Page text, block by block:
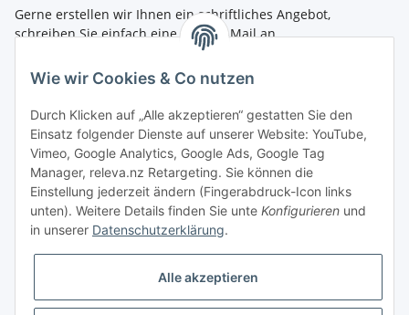
Gerne erstellen wir Ihnen ein schriftliches Angebot,
schreiben Sie einfach eine kurze E-Mail an
Bestellen per Fax oder Tel:
Tel.: 0261 / 50089561
Fax: 0261 / 50089555
So erreichen Sie uns
Shop.4teachers.de
Maximinstraße 1
56072 Koblenz
Tel.: 0261 / 50089561
Wie wir Cookies & Co nutzen
Durch Klicken auf „Alle akzeptieren“ gestatten Sie den
Einsatz folgender Dienste auf unserer Website: YouTube,
Vimeo, Google Analytics, Google Ads, Google Tag
Manager, releva.nz Retargeting. Sie können die
Einstellung jederzeit ändern (Fingerabdruck-Icon links
unten). Weitere Details finden Sie unte Konfigurieren und
in unserer Datenschutzerklärung.
Alle akzeptieren